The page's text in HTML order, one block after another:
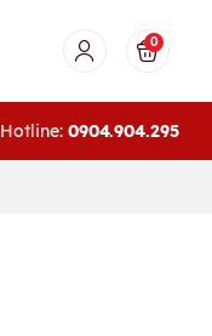
0
Hotline: 0904.904.295